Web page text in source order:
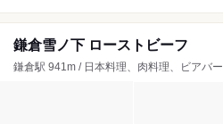
鎌倉雪ノ下 ローストビーフ
鎌倉駅 941m / 日本料理、肉料理、ビアバー